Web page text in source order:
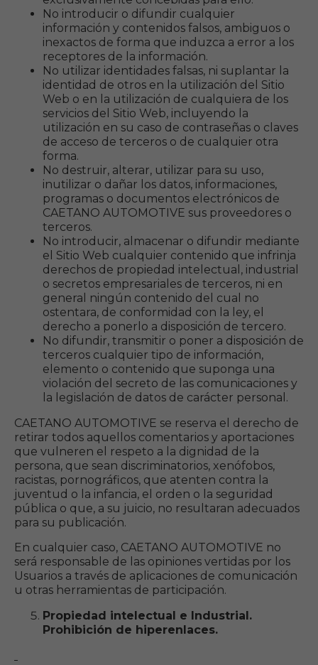
No introducir o difundir cualquier
información y contenidos falsos, ambiguos o
inexactos de forma que induzca a error a los
receptores de la información.
No utilizar identidades falsas, ni suplantar la
identidad de otros en la utilización del Sitio
Web o en la utilización de cualquiera de los
servicios del Sitio Web, incluyendo la
utilización en su caso de contraseñas o claves
de acceso de terceros o de cualquier otra
forma.
No destruir, alterar, utilizar para su uso,
inutilizar o dañar los datos, informaciones,
programas o documentos electrónicos de
CAETANO AUTOMOTIVE sus proveedores o
terceros.
No introducir, almacenar o difundir mediante
el Sitio Web cualquier contenido que infrinja
derechos de propiedad intelectual, industrial
o secretos empresariales de terceros, ni en
general ningún contenido del cual no
ostentara, de conformidad con la ley, el
derecho a ponerlo a disposición de tercero.
No difundir, transmitir o poner a disposición de
terceros cualquier tipo de información,
elemento o contenido que suponga una
violación del secreto de las comunicaciones y
la legislación de datos de carácter personal.
CAETANO AUTOMOTIVE se reserva el derecho de
retirar todos aquellos comentarios y aportaciones
que vulneren el respeto a la dignidad de la
persona, que sean discriminatorios, xenófobos,
racistas, pornográficos, que atenten contra la
juventud o la infancia, el orden o la seguridad
pública o que, a su juicio, no resultaran adecuados
para su publicación.
En cualquier caso, CAETANO AUTOMOTIVE no
será responsable de las opiniones vertidas por los
Usuarios a través de aplicaciones de comunicación
u otras herramientas de participación.
Propiedad intelectual e Industrial.
Prohibición de hiperenlaces.